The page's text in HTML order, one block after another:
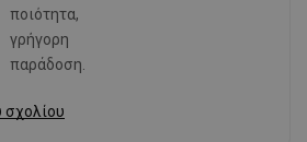
ποιότητα,
γρήγορη
παράδοση.
σχολίου